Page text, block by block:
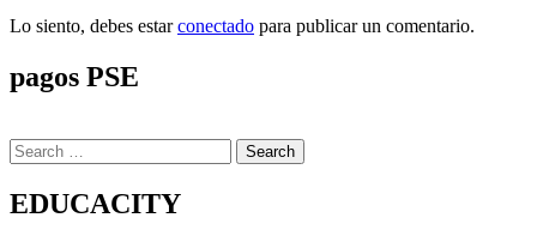
Lo siento, debes estarconectado para publicar un comentario.
pagos PSE
Search
for:
EDUCACITY